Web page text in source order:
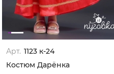
Арт. 1123 к-24
Костюм Дарёнка